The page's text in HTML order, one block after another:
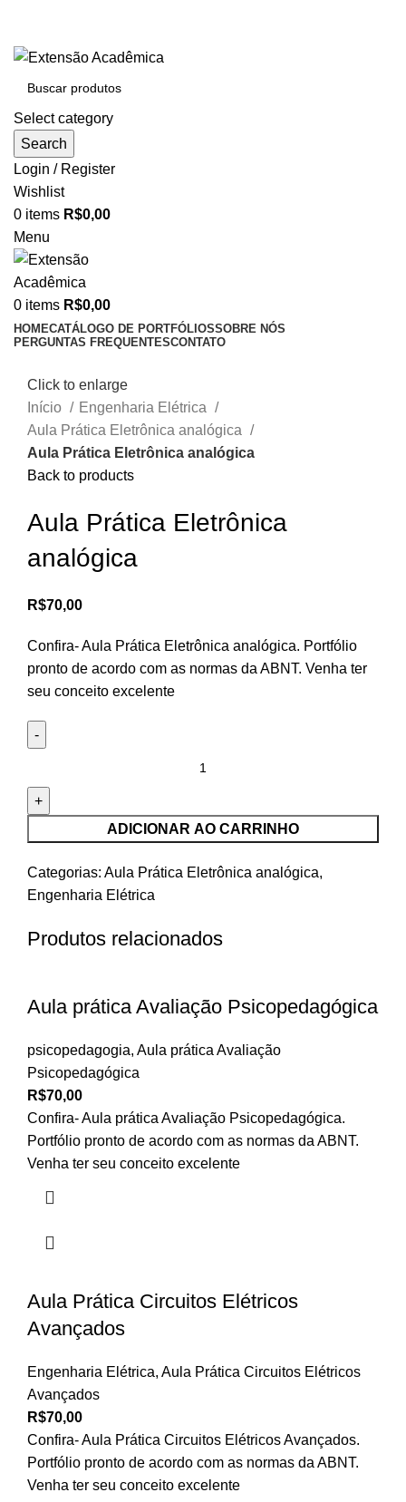
Select category
Search
Login / Register
Wishlist
0 items R$0,00
Menu
0 items R$0,00
HOMECATÁLOGO DE PORTFÓLIOSSOBRE NÓS
PERGUNTAS FREQUENTESCONTATO
Click to enlarge
Início
Engenharia Elétrica
Aula Prática Eletrônica analógica
Aula Prática Eletrônica analógica
Back to products
Aula Prática Eletrônica
analógica
R$70,00
Confira- Aula Prática Eletrônica analógica. Portfólio
pronto de acordo com as normas da ABNT. Venha ter
seu conceito excelente
ADICIONAR AO CARRINHO
Categorias: Aula Prática Eletrônica analógica,
Engenharia Elétrica
Produtos relacionados
Aula prática Avaliação Psicopedagógica
psicopedagogia, Aula prática Avaliação
Psicopedagógica
R$70,00
Confira- Aula prática Avaliação Psicopedagógica.
Portfólio pronto de acordo com as normas da ABNT.
Venha ter seu conceito excelente
Aula Prática Circuitos Elétricos
Avançados
Engenharia Elétrica, Aula Prática Circuitos Elétricos
Avançados
R$70,00
Confira- Aula Prática Circuitos Elétricos Avançados.
Portfólio pronto de acordo com as normas da ABNT.
Venha ter seu conceito excelente